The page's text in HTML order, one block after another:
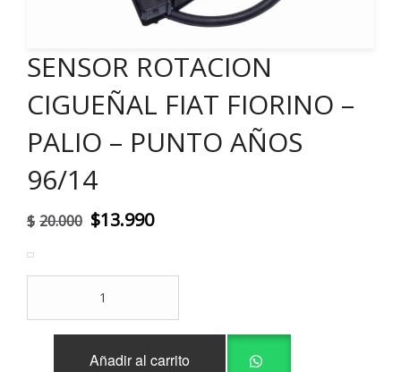
SENSOR ROTACION
CIGUEÑAL FIAT FIORINO –
PALIO – PUNTO AÑOS
96/14
$ 20.000 El
original
era:
$20.000.
$13.990El
actual
$13.990.
CIGUEÑAL
Añadir al carrito